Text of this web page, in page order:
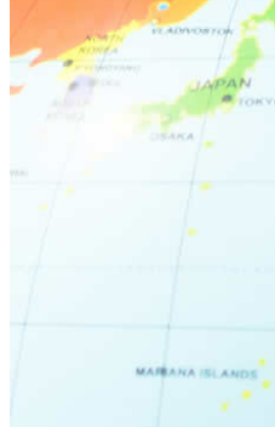
アクセス
お問い合わせ
Instagram
ATLAS
五反田インスタグラ
立川インスタグラム